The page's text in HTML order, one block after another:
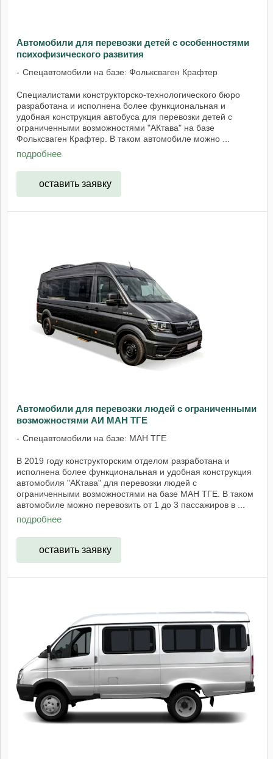
Автомобили для перевозки детей с особенностями
психофизического развития
Спецавтомобили на базе: Фольксваген Крафтер
Специалистами конструкторско-технологического бюро
разработана и исполнена более функциональная и
удобная конструкция автобуса для перевозки детей с
ограниченными возможностями "АКтава" на базе
Фольксваген Крафтер. В таком автомобиле можно ...
подробнее
оставить заявку
Автомобили для перевозки людей с ограниченными
возможностями АИ МАН ТГЕ
Спецавтомобили на базе: МАН ТГЕ
В 2019 году конструкторским отделом разработана и
исполнена более функциональная и удобная конструкция
автомобиля "АКтава" для перевозки людей с
ограниченными возможностями на базе МАН ТГЕ. В таком
автомобиле можно перевозить от 1 до 3 пассажиров в ...
подробнее
оставить заявку